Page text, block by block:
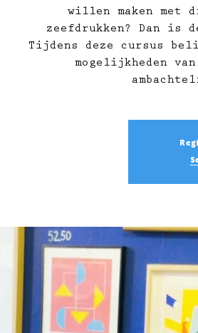
willen maken met
zeefdrukken? Dan is
Tijdens deze cursus
mogelijkheden